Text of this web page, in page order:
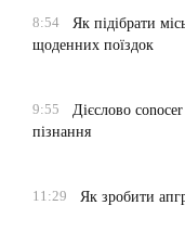
8:54
Як підібрати
щоденних поїздок
9:55
Дієслово
пізнання
11:29
Як зробити